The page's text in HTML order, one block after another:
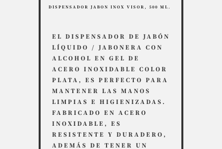
DISPENSADOR JABON INOX VISOR, 500 ML.
EL DISPENSADOR DE JABÓN
LÍQUIDO / JABONERA CON
ALCOHOL EN GEL DE
ACERO INOXIDABLE COLOR
PLATA, ES PERFECTO PARA
MANTENER LAS MANOS
LIMPIAS E HIGIENIZADAS.
FABRICADO EN ACERO
INOXIDABLE, ES
RESISTENTE Y DURADERO,
ADEMÁS DE TENER UN